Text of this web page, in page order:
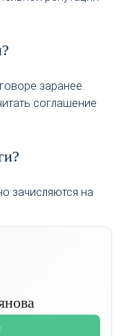
заранее.
соглашение
зачисляются на